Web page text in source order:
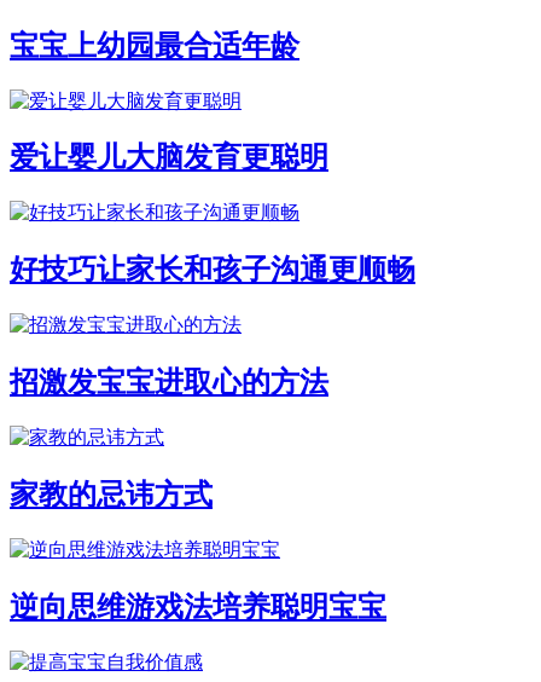
宝宝上幼园最合适年龄
爱让婴儿大脑发育更聪明
好技巧让家长和孩子沟通更顺畅
招激发宝宝进取心的方法
家教的忌讳方式
逆向思维游戏法培养聪明宝宝